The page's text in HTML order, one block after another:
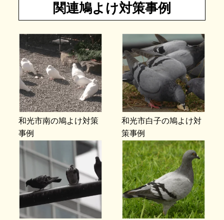
関連鳩よけ対策事例
和光市南の鳩よけ対策
事例
和光市白子の鳩よけ対
策事例